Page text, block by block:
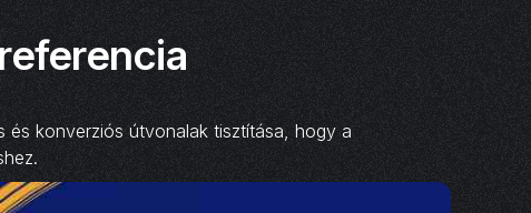
és konverziós útvonalak tisztítása, hogy a